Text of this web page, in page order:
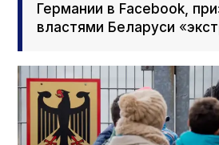
Германии в Face­book,
властями Беларуси «